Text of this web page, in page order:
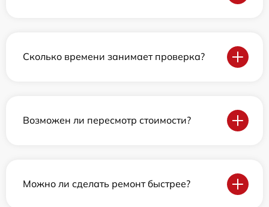
Сколько времени занимает проверка?
Возможен ли пересмотр стоимости?
Можно ли сделать ремонт быстрее?